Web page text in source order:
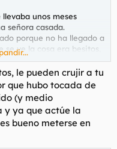
unos meses
señora casada.
porque no ha llegado a
se ve la cosa era besitos,
sin llegar a follar
el paso (como si
ya como infidelidac,
a la tía calientapollas
o vayan ustedes
tema, que si quiere
por medio, con lo que el
le pueden crujir a tu
que hubo tocada de
(y medio
y ya que actúe la
bueno meterse en